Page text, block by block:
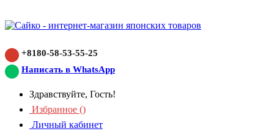
+8180-58-53-55-25
Написать в WhatsApp
Здравствуйте, Гость!
Избранное ()
Личный кабинет